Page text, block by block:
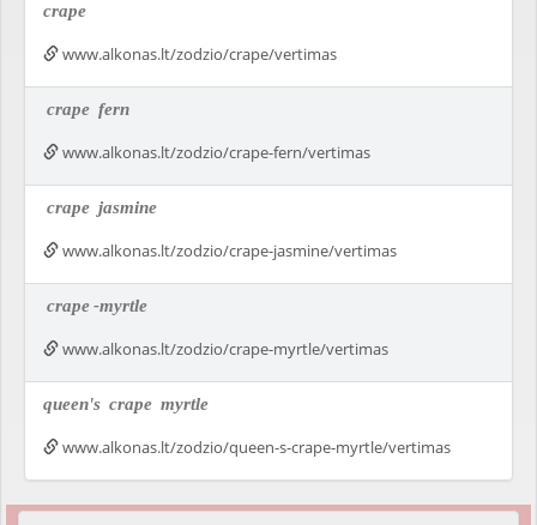
crape
www.alkonas.lt/zodzio/crape/vertimas
crape fern
www.alkonas.lt/zodzio/crape-fern/vertimas
crape jasmine
www.alkonas.lt/zodzio/crape-jasmine/vertimas
crape-myrtle
www.alkonas.lt/zodzio/crape-myrtle/vertimas
queen's crape myrtle
www.alkonas.lt/zodzio/queen-s-crape-myrtle/vertimas